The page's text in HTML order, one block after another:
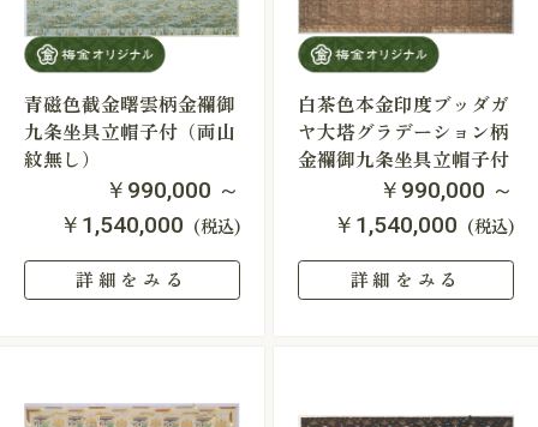
青磁色截金曙雲柄金襴御
九条坐具立帽子付（両山
紋無し）
￥990,000 ～
￥1,540,000 (税込)
詳細をみる
白茶色本金印度ブッダガ
ヤ大塔グラデーション柄
金襴御九条坐具立帽子付
￥990,000 ～
￥1,540,000 (税込)
詳細をみる